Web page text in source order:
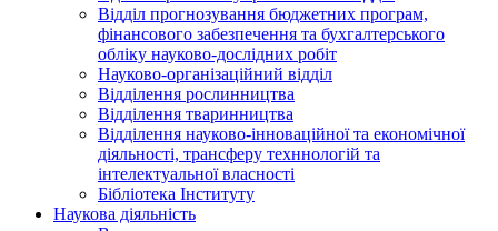
Відділ прогнозування бюджетних програм,
фінансового забезпечення та бухгалтерського
обліку науково-дослідних робіт
Науково-організаційний відділ
Відділення рослинництва
Відділення тваринництва
Відділення науково-інноваційної та економічної
діяльності, трансферу техннологій та
інтелектуальної власності
Бібліотека Інституту
Наукова діяльність